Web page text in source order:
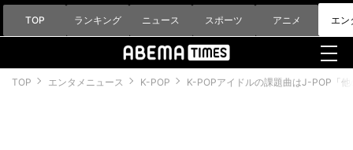
TOP ランキング ニュース スポーツ アニメ エン
TOP エンタメニュース K-POP K-POPアイドルの課題曲はJ-POP「